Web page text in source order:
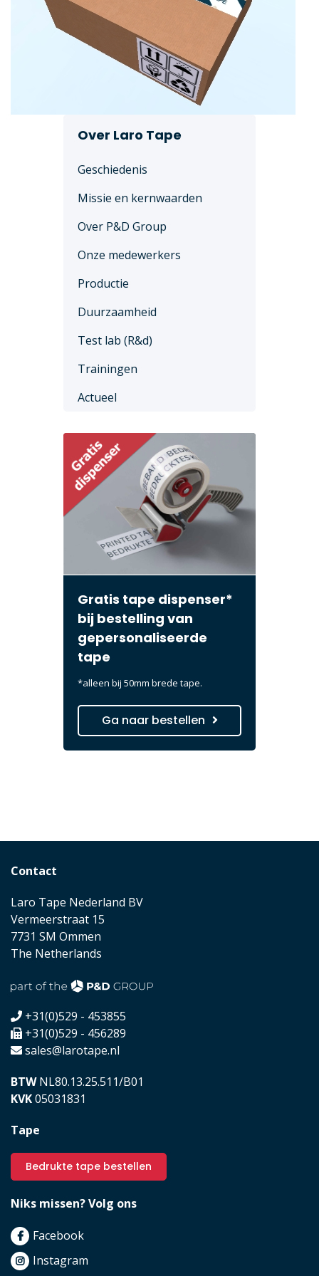
Over Laro Tape
Geschiedenis
Missie en kernwaarden
Over P&D Group
Onze medewerkers
Productie
Duurzaamheid
Test lab (R&d)
Trainingen
Actueel
Gratis tape dispenser*
bij bestelling van
gepersonaliseerde
tape
*alleen bij 50mm brede tape.
Ga naar bestellen
Contact
Laro Tape Nederland BV
Vermeerstraat 15
7731 SM Ommen
The Netherlands
+31(0)529 - 453855
+31(0)529 - 456289
sales@larotape.nl
BTWNL80.13.25.511/B01
KVK05031831
Tape
Bedrukte tape bestellen
Niks missen? Volg ons
Facebook
Instagram